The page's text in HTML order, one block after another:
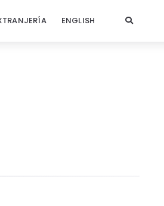
ENGLISH